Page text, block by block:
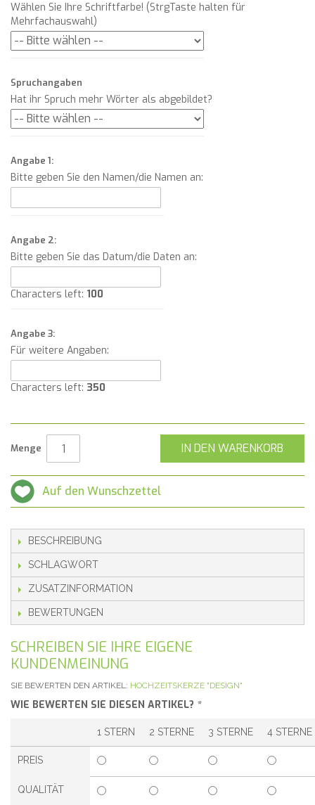
Wählen Sie Ihre Schriftfarbe! (StrgTaste halten für
Mehrfachauswahl)
Spruchangaben
Hat ihr Spruch mehr Wörter als abgebildet?
Angabe 1:
Bitte geben Sie den Namen/die Namen an:
Angabe 2:
Bitte geben Sie das Datum/die Daten an:
Characters left: 100
Angabe 3:
Für weitere Angaben:
Characters left: 350
Menge IN DEN WARENKORB
Auf den Wunschzettel
BESCHREIBUNG
SCHLAGWORT
ZUSATZINFORMATION
BEWERTUNGEN
SCHREIBEN SIE IHRE EIGENE
KUNDENMEINUNG
SIE BEWERTEN DEN ARTIKEL: HOCHZEITSKERZE "DESIGN"
WIE BEWERTEN SIE DIESEN ARTIKEL? *
1 STERN 2 STERNE 3 STERNE 4 STERNE
PREIS
QUALITÄT